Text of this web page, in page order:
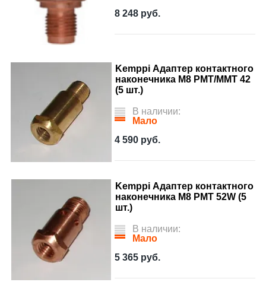
8 248 руб.
Kemppi Адаптер контактного
наконечника М8 РМТ/ММТ 42
(5 шт.)
В наличии:
Мало
4 590 руб.
Kemppi Адаптер контактного
наконечника M8 PMT 52W (5
шт.)
В наличии:
Мало
5 365 руб.